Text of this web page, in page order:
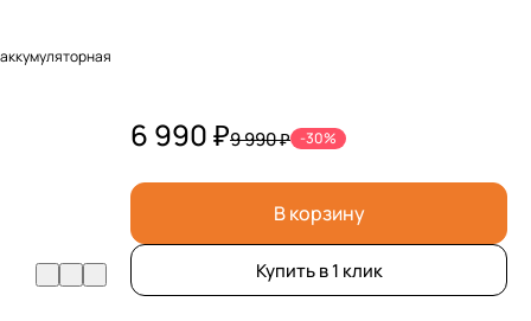
6 990 ₽9 990 ₽ -30%
В корзину
Купить в 1 клик